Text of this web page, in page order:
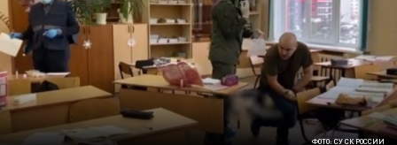
ФОТО: СУ СК РОССИИ